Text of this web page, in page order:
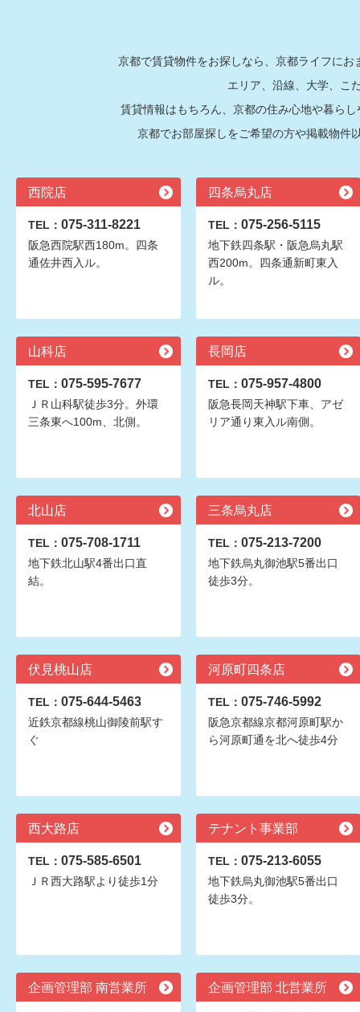
京都で賃貸物件をお探しなら、京都ライフに
エリア、沿線、大学、こ
賃貸情報はもちろん、京都の住み心地や暮ら
京都でお部屋探しをご希望の方や掲載物件
西院店
TEL： 075-311-8221
阪急西院駅西180m。四条
通佐井西入ル。
四条烏丸店
TEL： 075-256-5115
地下鉄四条駅・阪急烏丸駅
西200m。四条通新町東入
ル。
山科店
TEL： 075-595-7677
ＪＲ山科駅徒歩3分。外環
三条東へ100m、北側。
長岡店
TEL： 075-957-4800
阪急長岡天神駅下車、アゼ
リア通り東入ル南側。
北山店
TEL： 075-708-1711
地下鉄北山駅4番出口直
結。
三条烏丸店
TEL： 075-213-7200
地下鉄烏丸御池駅5番出口
徒歩3分。
伏見桃山店
TEL： 075-644-5463
近鉄京都線桃山御陵前駅す
ぐ
河原町四条店
TEL： 075-746-5992
阪急京都線京都河原町駅か
ら河原町通を北へ徒歩4分
西大路店
TEL： 075-585-6501
ＪＲ西大路駅より徒歩1分
テナント事業部
TEL： 075-213-6055
地下鉄烏丸御池駅5番出口
徒歩3分。
企画管理部 南営業所 企画管理部 北営業所